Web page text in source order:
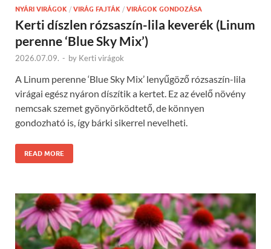
NYÁRI VIRÁGOK / VIRÁG FAJTÁK / VIRÁGOK GONDOZÁSA
Kerti díszlen rózsaszín-lila keverék (Linum
perenne ‘Blue Sky Mix’)
2026.07.09. - by Kerti virágok
A Linum perenne ‘Blue Sky Mix’ lenyűgöző rózsaszín-lila
virágai egész nyáron díszítik a kertet. Ez az évelő növény
nemcsak szemet gyönyörködtető, de könnyen
gondozható is, így bárki sikerrel nevelheti.
READ MORE